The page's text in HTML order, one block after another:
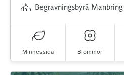
Begravningsbyrå Manbring
Minnessida Blommor